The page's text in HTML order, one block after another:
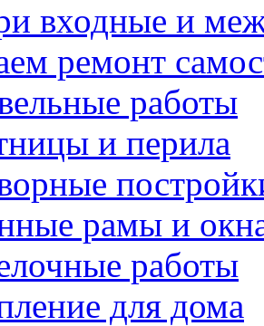
входные и
ремонт
работы
и перила
рамы и
работы
для дома